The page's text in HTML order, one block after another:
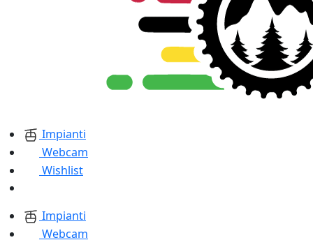
Impianti
Webcam
Wishlist
Impianti
Webcam